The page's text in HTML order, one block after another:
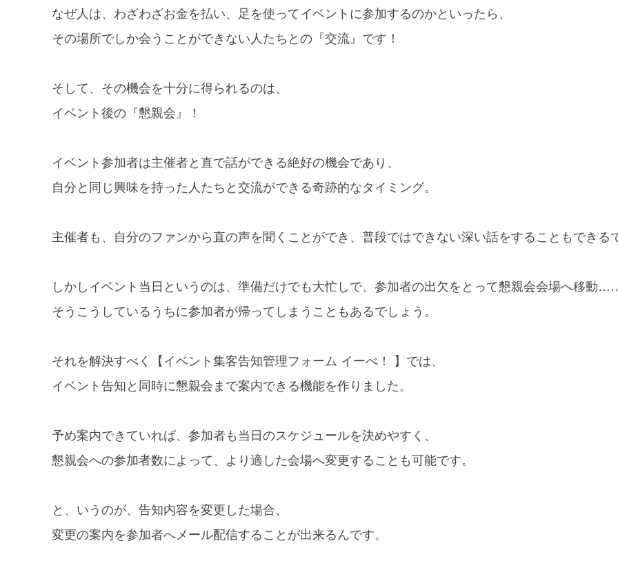
なぜ人は、わざわざお金を払い、足を使ってイベントに参加するのかといったら、
その場所でしか会うことができない人たちとの『交流』です！
そして、その機会を十分に得られるのは、
イベント後の『懇親会』！
イベント参加者は主催者と直で話ができる絶好の機会であり、
自分と同じ興味を持った人たちと交流ができる奇跡的なタイミング。
主催者も、自分のファンから直の声を聞くことができ、普段ではできない深い話をすることもできる
しかしイベント当日というのは、準備だけでも大忙しで、参加者の出欠をとって懇親会会場へ移動
そうこうしているうちに参加者が帰ってしまうこともあるでしょう。
それを解決すべく【イベント集客告知管理フォーム イーべ！ 】では、
イベント告知と同時に懇親会まで案内できる機能を作りました。
予め案内できていれば、参加者も当日のスケジュールを決めやすく、
懇親会への参加者数によって、より適した会場へ変更することも可能です。
と、いうのが、告知内容を変更した場合、
変更の案内を参加者へメール配信することが出来るんです。